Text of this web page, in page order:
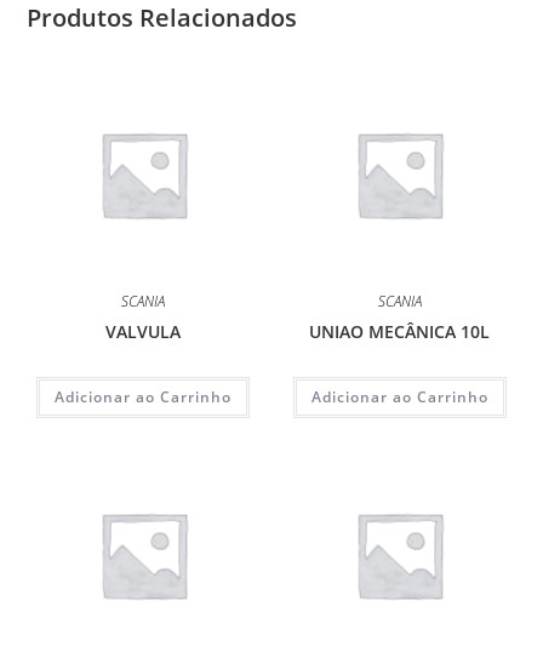
Produtos Relacionados
SCANIA
VALVULA
Adicionar ao Carrinho
SCANIA
UNIAO MECÂNICA 10L
Adicionar ao Carrinho